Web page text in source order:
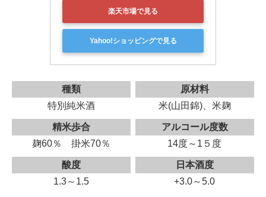
楽天市場で見る
Yahoo!ショッピングで見る
種類
特別純米酒
原材料
米(山田錦)、米麹
精米歩合
麹60％ 掛米70％
アルコール度数
14度～1５度
酸度
1.3～1.5
日本酒度
+3.0～5.0